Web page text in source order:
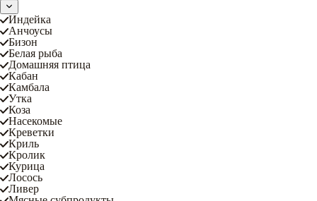
Индейка
Анчоусы
Бизон
Белая рыба
Домашняя птица
Кабан
Камбала
Утка
Коза
Насекомые
Креветки
Криль
Кролик
Курица
Лосось
Ливер